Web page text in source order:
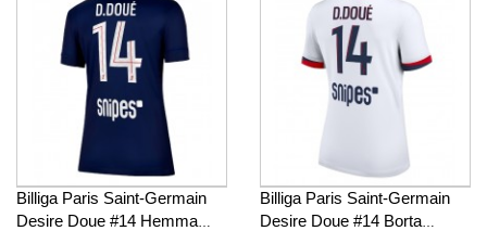
Billiga Paris Saint-Germain
Desire Doue #14 Hemma
Billiga Paris Saint-Germain
Desire Doue #14 Borta